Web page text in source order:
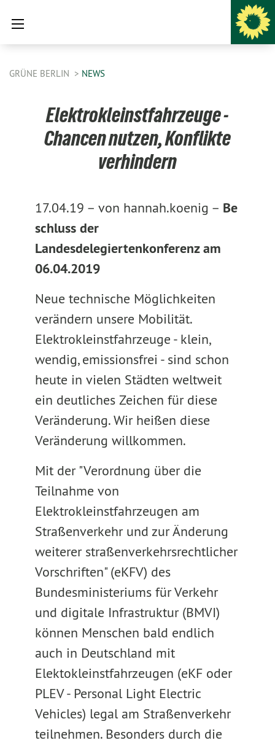
GRÜNE BERLIN NEWS
Elektrokleinstfahrzeuge -
Chancen nutzen, Konflikte
verhindern
17.04.19 – von hannah.koenig – Be
schluss der
Landesdelegiertenkonferenz am
06.04.2019
Neue technische Möglichkeiten
verändern unsere Mobilität.
Elektrokleinstfahrzeuge - klein,
wendig, emissionsfrei - sind schon
heute in vielen Städten weltweit
ein deutliches Zeichen für diese
Veränderung. Wir heißen diese
Veränderung willkommen.
Mit der "Verordnung über die
Teilnahme von
Elektrokleinstfahrzeugen am
Straßenverkehr und zur Änderung
weiterer straßenverkehrsrechtlicher
Vorschriften" (eKFV) des
Bundesministeriums für Verkehr
und digitale Infrastruktur (BMVI)
können Menschen bald endlich
auch in Deutschland mit
Elektokleinstfahrzeugen (eKF oder
PLEV - Personal Light Electric
Vehicles) legal am Straßenverkehr
teilnehmen. Besonders durch die